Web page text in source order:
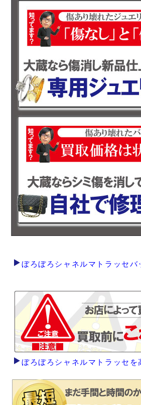
ぼろぼろシャネルマトラッセ
ぼろぼろシャネルマトラッセを